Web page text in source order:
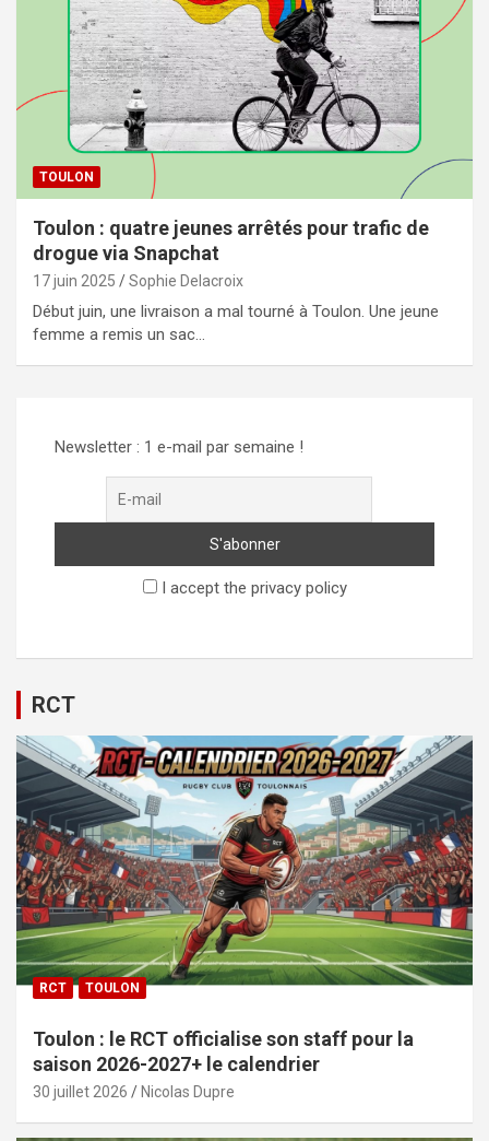
TOULON
Toulon : quatre jeunes arrêtés pour trafic de
drogue via Snapchat
17 juin 2025 Sophie Delacroix
Début juin, une livraison a mal tourné à Toulon. Une jeune
femme a remis un sac…
Newsletter : 1 e-mail par semaine !
I accept the privacy policy
RCT
RCT TOULON
Toulon : le RCT officialise son staff pour la
saison 2026-2027+ le calendrier
30 juillet 2026 Nicolas Dupre